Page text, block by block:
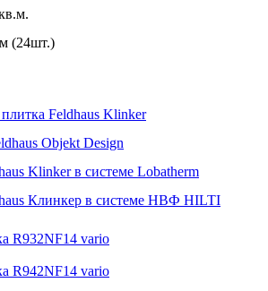
(24шт.)
Feldhaus Klinker
Objekt Design
Klinker в системе Lobatherm
Клинкер в системе НВФ HILTI
R932NF14 vario
R942NF14 vario